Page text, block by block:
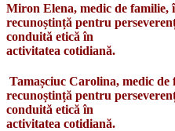
Miron Elena, medic de familie,
recunoștință pentru
conduită etică în
activitatea cotidiană.
Tamașciuc Carolina, medic de
recunoștință pentru
conduită etică în
activitatea cotidiană.